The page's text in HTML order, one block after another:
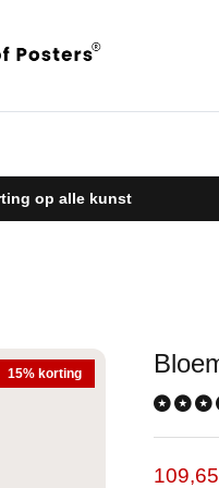
op alle kunst
15% korting